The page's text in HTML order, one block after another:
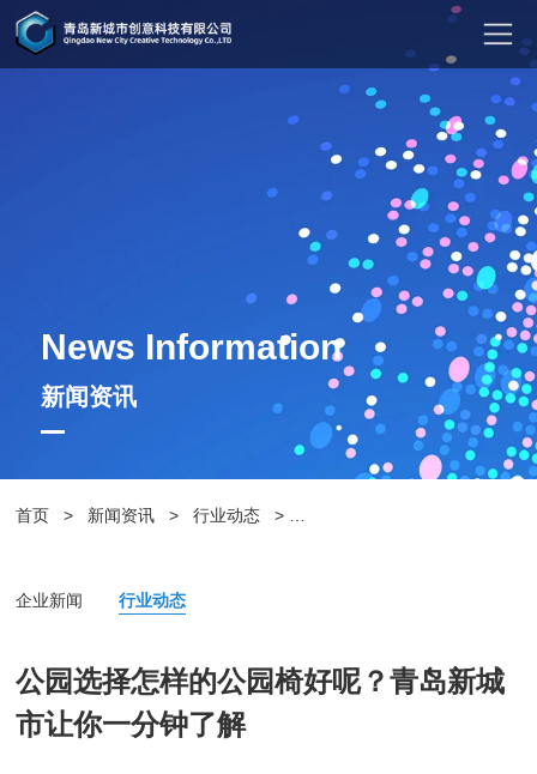
News Information
新闻资讯
首页 > 新闻资讯 > 行业动态 >
企业新闻 行业动态
公园选择怎样的公园椅好呢？青岛新城
市让你一分钟了解